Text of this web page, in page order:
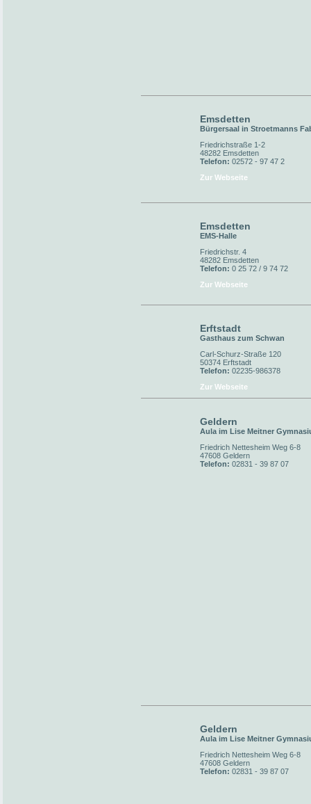
Emsdetten
Bürgersaal in Stroetmanns
Friedrichstraße 1-2
48282 Emsdetten
Telefon: 02572 - 97 47 2
Zur Webseite
Emsdetten
EMS-Halle
Friedrichstr. 4
48282 Emsdetten
Telefon: 0 25 72 / 9 74 72
Zur Webseite
Erftstadt
Gasthaus zum Schwan
Carl-Schurz-Straße 120
50374 Erftstadt
Telefon: 02235-986378
Zur Webseite
Geldern
Aula im Lise Meitner
Friedrich Nettesheim Weg 6-8
47608 Geldern
Telefon: 02831 - 39 87 07
Geldern
Aula im Lise Meitner
Friedrich Nettesheim Weg 6-8
47608 Geldern
Telefon: 02831 - 39 87 07